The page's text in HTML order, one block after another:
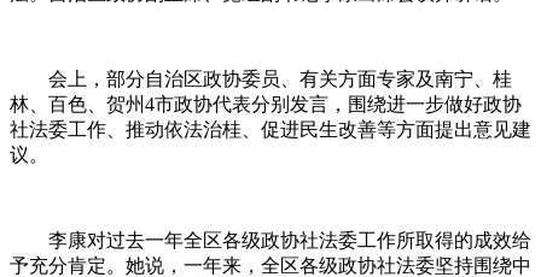
会上，部分自治区政协委员、有关方面专家及南宁、桂
林、百色、贺州4市政协代表分别发言，围绕进一步做好政协
社法委工作、推动依法治桂、促进民生改善等方面提出意见建
议。
李康对过去一年全区各级政协社法委工作所取得的成效给
予充分肯定。她说，一年来，全区各级政协社法委坚持围绕中